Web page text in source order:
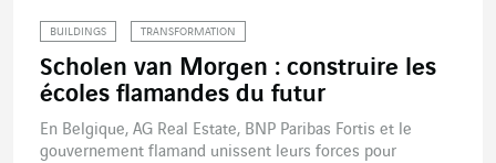
BUILDINGS TRANSFORMATION
Scholen van Morgen : construire les
écoles flamandes du futur
En Belgique, AG Real Estate, BNP Paribas Fortis et le
gouvernement flamand unissent leurs forces pour